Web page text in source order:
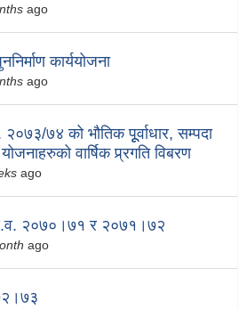
ago
कार्ययोजना
ago
७४ को भौतिक पूूर्वाधार, सम्पदा
वार्षिक प्र्रगति विबरण
ago
आ.व. २०७०।७१ र २०७१।७२
ago